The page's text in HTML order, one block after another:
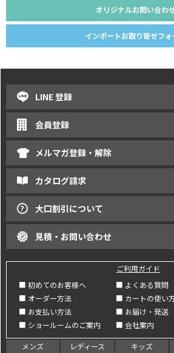
オリジナルお問い合わ
インポートお取り寄せフォ
LINE 登録
会員登録
メルマガ登録・解除
カタログ請求
大口割引について
見積・お問い合わせ
ご利用ガイド
■ 初めてのお客様へ
■ よくある質問
■ オーダー方法
■ カートの使い
■ お支払い方法
■ お届け・発送
■ ショールームのご案内
■ 会社案内
メンズ レディース キッズ